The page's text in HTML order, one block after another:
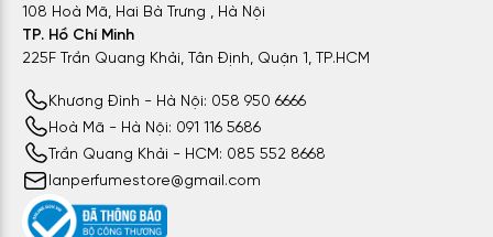
108 Hoà Mã, Hai Bà Trưng , Hà Nội
TP. Hồ Chí Minh
225F Trần Quang Khải, Tân Định, Quận 1, TP.HCM
Khương Đình - Hà Nội: 058 950 6666
Hoà Mã - Hà Nội: 091 116 5686
Trần Quang Khải - HCM: 085 552 8668
lanperfumestore@gmail.com